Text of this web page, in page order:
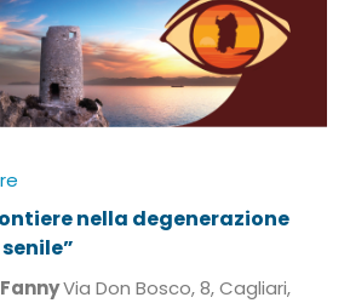
nella degenerazione
Via Don Bosco, 8, Cagliari,